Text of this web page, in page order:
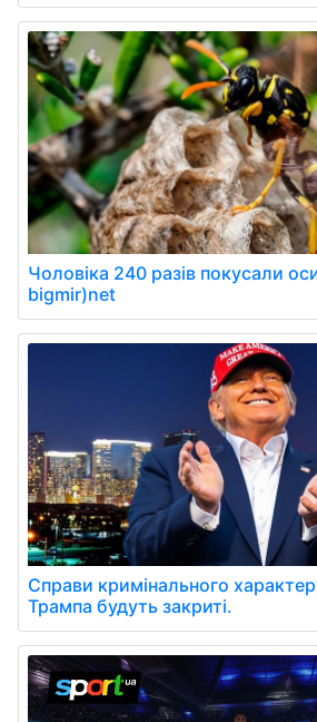
Чоловіка 240 разів покусали
bigmir)net
Справи кримінального
Трампа будуть закриті.